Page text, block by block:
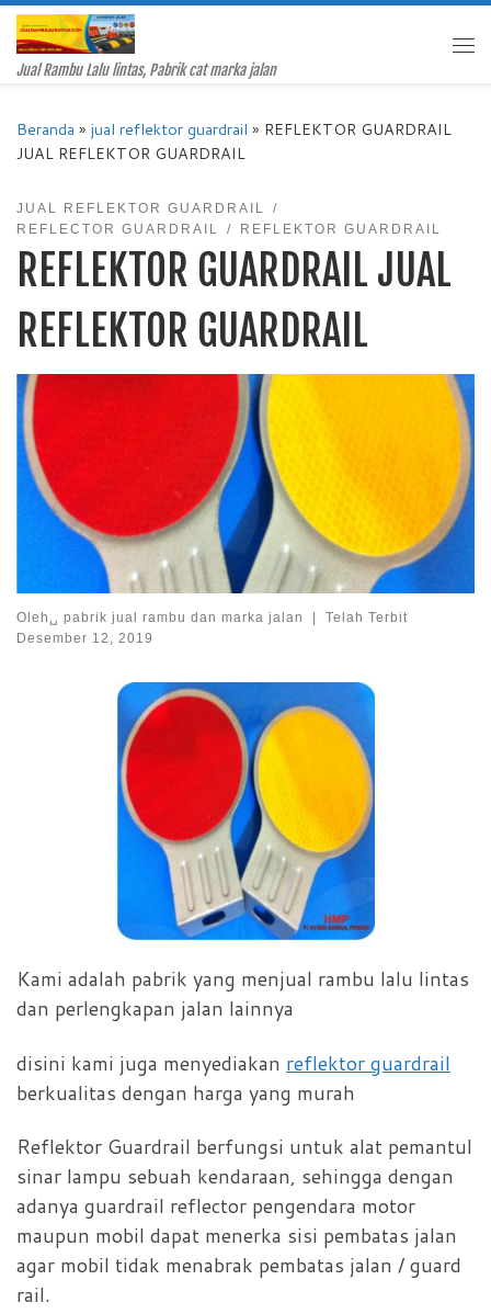
Skip to content
Jual Rambu Lalu lintas, Pabrik cat marka jalan
Beranda » jual reflektor guardrail » REFLEKTOR GUARDRAIL
JUAL REFLEKTOR GUARDRAIL
JUAL REFLEKTOR GUARDRAIL
REFLECTOR GUARDRAIL
REFLEKTOR GUARDRAIL
REFLEKTOR GUARDRAIL JUAL
REFLEKTOR GUARDRAIL
Oleh␣ pabrik jual rambu dan marka jalan |
Telah Terbit
Desember 12, 2019
Kami adalah pabrik yang menjual rambu lalu lintas
dan perlengkapan jalan lainnya
disini kami juga menyediakan reflektor guardrail
berkualitas dengan harga yang murah
Reflektor Guardrail berfungsi untuk alat pemantul
sinar lampu sebuah kendaraan, sehingga dengan
adanya guardrail reflector pengendara motor
maupun mobil dapat menerka sisi pembatas jalan
agar mobil tidak menabrak pembatas jalan / guard
rail.